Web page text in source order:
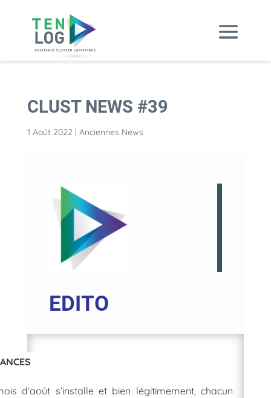
CLUST NEWS #39
1 Août 2022 | Anciennes News
EDITO
d’août s’installe et bien légitimement, chacun